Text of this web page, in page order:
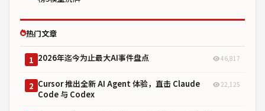
热门文章
1 2026年迄今为止最大AI事件盘点 46,817
2 Cursor 推出全新 AI Agent 体验，直击 Claude
Code 与 Codex
22,125